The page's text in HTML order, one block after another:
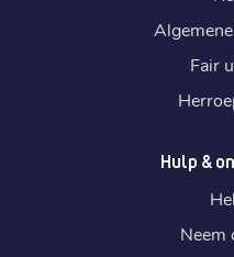
Fair
Hulp &
Neem